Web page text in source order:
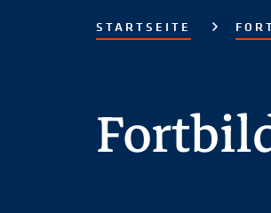
STARTSEITE